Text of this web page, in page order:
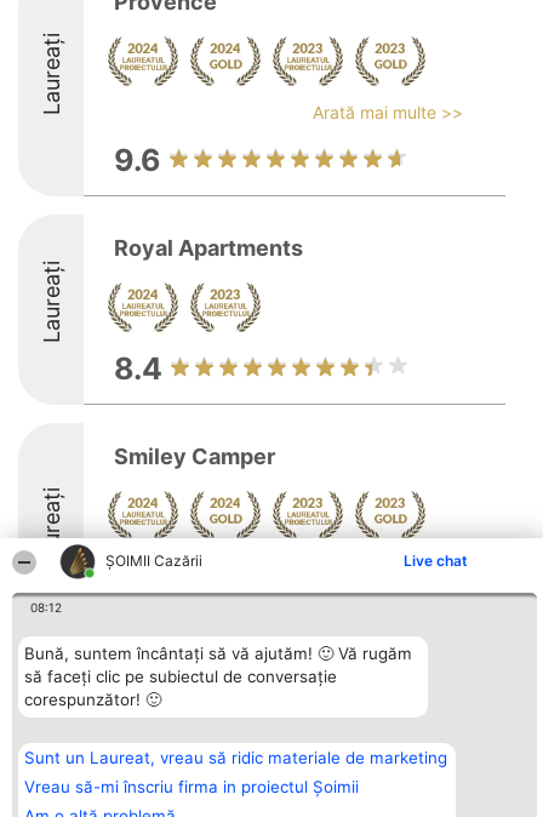
ȘOIMII Cazării Live chat
08:12
Bună, suntem încântați să vă ajutăm! 🙂 Vă rugăm
să faceți clic pe subiectul de conversație
corespunzător! 🙂
Sunt un Laureat, vreau să ridic materiale de marketing
Vreau să-mi înscriu firma in proiectul Șoimii
Laureați Arată mai multe >>
9.6
Laureați
Royal Apartments
8.4
Laureați
Smiley Camper
Arată mai multe >>
Organizator Ranking
BRIGHT SOLUTIONS BR SRL
Sc. A Et. 4 Ap. 13 Cod 061952
CUI 36737675
tel: +40 770 990 492
Câștigătorii
Laureaților
Statut
Contact